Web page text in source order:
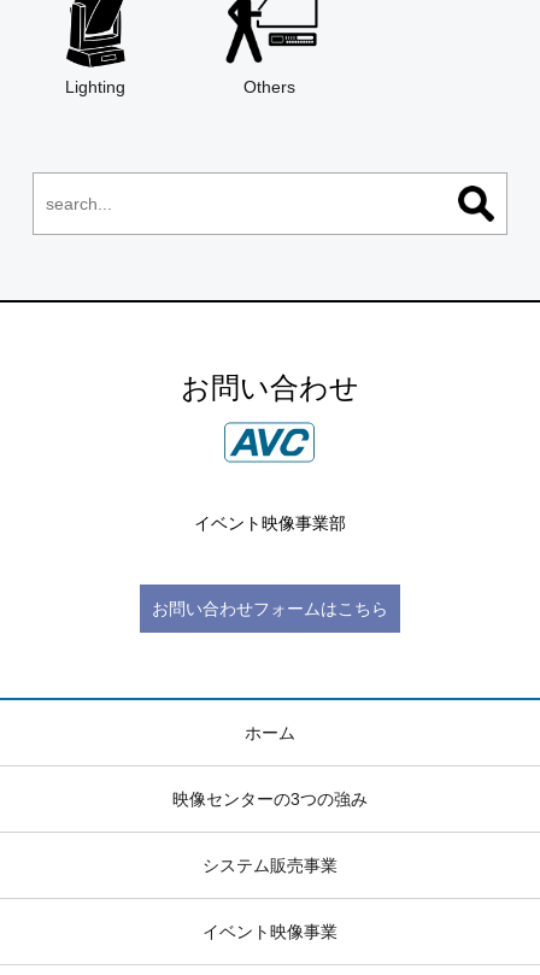
Lighting Others
お問い合わせ
イベント映像事業部
お問い合わせフォームはこちら
ホーム
映像センターの3つの強み
システム販売事業
イベント映像事業